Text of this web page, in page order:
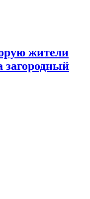
жители
загородный